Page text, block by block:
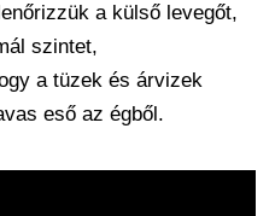
a külső levegőt,
szintet,
a tüzek és árvizek
eső az égből.